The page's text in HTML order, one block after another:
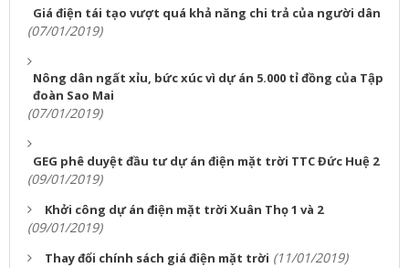
Giá điện tái tạo vượt quá khả năng chi trả của người dân
(07/01/2019)
Nông dân ngất xỉu, bức xúc vì dự án 5.000 tỉ đồng của Tập
đoàn Sao Mai
(07/01/2019)
GEG phê duyệt đầu tư dự án điện mặt trời TTC Đức Huệ 2
(09/01/2019)
Khởi công dự án điện mặt trời Xuân Thọ 1 và 2
(09/01/2019)
Thay đổi chính sách giá điện mặt trời (11/01/2019)